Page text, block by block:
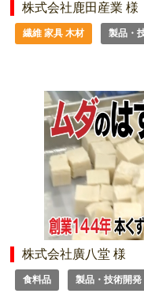
株式会社鹿田産業 様
繊維 家具 木材 製品・
株式会社廣八堂 様
食料品 製品・技術開発